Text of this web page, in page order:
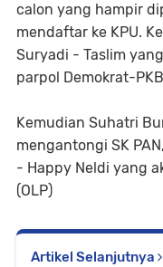
calon yang hampir
mendaftar ke KPU.
Suryadi - Taslim
parpol Demokrat-
Kemudian Suhatri
mengantongi SK
- Happy Neldi yang
(OLP)
Artikel Selanjutnya